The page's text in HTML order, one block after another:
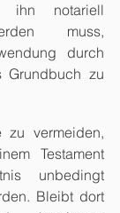
ihn notariell
muss,
durch
Grundbuch zu
zu vermeiden,
Testament
unbedingt
Bleibt dort